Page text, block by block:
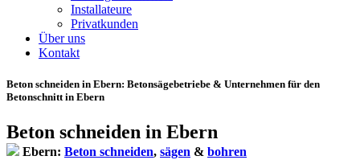
Installateure
Privatkunden
Über uns
Kontakt
Beton schneiden in Ebern: Betonsägebetriebe & Unternehmen für den
Betonschnitt in Ebern
Beton schneiden in Ebern
Ebern: Beton schneiden, sägen & bohren